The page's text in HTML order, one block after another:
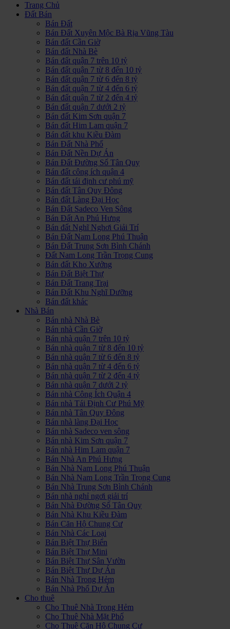
Trang Chủ
Đất Bán
Bán Đất
Bán Đất Xuyên Mộc Bà Rịa Vũng Tàu
Bán đất Cần Giờ
Bán đất Nhà Bè
Bán đất quận 7 trên 10 tỷ
Bán đất quận 7 từ 8 đến 10 tỷ
Bán đất quận 7 từ 6 đến 8 tỷ
Bán đất quận 7 từ 4 đến 6 tỷ
Bán đất quận 7 từ 2 đến 4 tỷ
Bán đất quận 7 dưới 2 tỷ
Bán đất Kim Sơn quận 7
Bán đất Him Lam quận 7
Bán đất khu Kiều Đàm
Bán Đất Nhà Phố
Bán Đất Nền Dự Án
Bán Đất Đường Số Tân Quy
Bán đất công ích quận 4
Bán đất tái định cư phú mỹ
Bán đất Tân Quy Đông
Bán đất Làng Đại Học
Bán Đất Sadeco Ven Sông
Bán Đất An Phú Hưng
Bán đất Nghĩ Nghơi Giải Trí
Bán Đất Nam Long Phú Thuận
Bán Đất Trung Sơn Bình Chánh
Đất Nam Long Trần Trọng Cung
Bán đất Kho Xưởng
Bán Đất Biệt Thự
Bán Đất Trang Trại
Bán Đất Khu Nghĩ Dưỡng
Bán đất khác
Nhà Bán
Bán nhà Nhà Bè
Bán nhà Cần Giờ
Bán nhà quận 7 trên 10 tỷ
Bán nhà quận 7 từ 8 đến 10 tỷ
Bán nhà quận 7 từ 6 đến 8 tỷ
Bán nhà quận 7 từ 4 đến 6 tỷ
Bán nhà quận 7 từ 2 đến 4 tỷ
Bán nhà quận 7 dưới 2 tỷ
Bán nhà Công Ích Quận 4
Bán nhà Tái Định Cư Phú Mỹ
Bán nhà Tân Quy Đông
Bán nhà làng Đại Học
Bán nhà Sadeco ven sông
Bán nhà Kim Sơn quận 7
Bán nhà Him Lam quận 7
Bán Nhà An Phú Hưng
Bán Nhà Nam Long Phú Thuận
Bán Nhà Nam Long Trần Trọng Cung
Bán Nhà Trung Sơn Bình Chánh
Bán nhà nghỉ ngơi giải trí
Bán Nhà Đường Số Tân Quy
Bán Nhà Khu Kiều Đàm
Bán Căn Hộ Chung Cư
Bán Nhà Các Loại
Bán Biệt Thự Biển
Bán Biệt Thự Mini
Bán Biệt Thự Sân Vườn
Bán Biệt Thự Dự Án
Bán Nhà Trong Hẻm
Bán Nhà Phố Dự Án
Cho thuê
Cho Thuê Nhà Trong Hẻm
Cho Thuê Nhà Mặt Phố
Cho Thuê Căn Hộ Chung Cư